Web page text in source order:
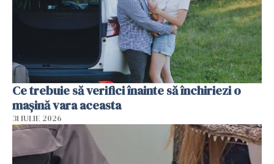
Ce trebuie să verifici înainte să închiriezi o
mașină vara aceasta
31 IULIE 2026